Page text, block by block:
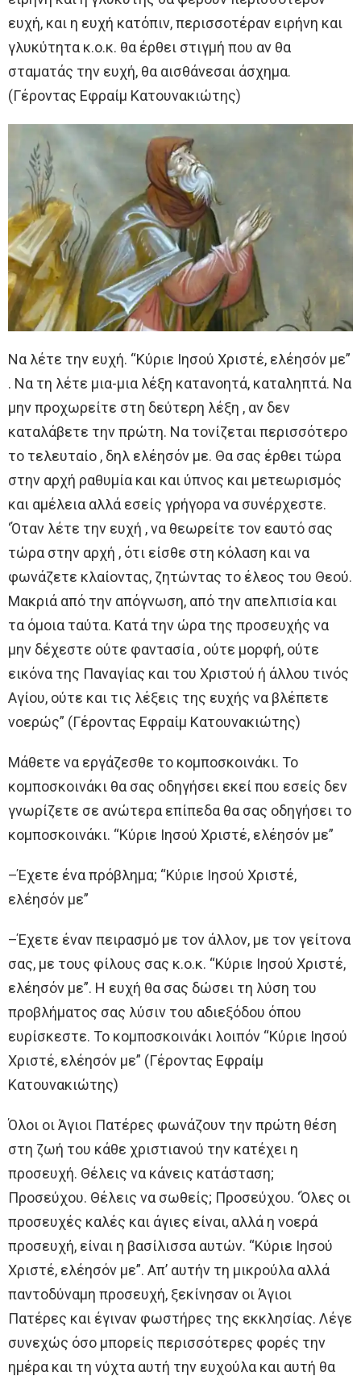
ευχή, και η ευχή κατόπιν, περισσοτέραν ειρήνη και
γλυκύτητα κ.ο.κ. θα έρθει στιγμή που αν θα
σταματάς την ευχή, θα αισθάνεσαι άσχημα.
(Γέροντας Εφραίμ Κατουνακιώτης)
Να λέτε την ευχή. “Κύριε Ιησού Χριστέ, ελέησόν με”
. Να τη λέτε μια-μια λέξη κατανοητά, καταληπτά. Να
μην προχωρείτε στη δεύτερη λέξη , αν δεν
καταλάβετε την πρώτη. Να τονίζεται περισσότερο
το τελευταίο , δηλ ελέησόν με. Θα σας έρθει τώρα
στην αρχή ραθυμία και και ύπνος και μετεωρισμός
και αμέλεια αλλά εσείς γρήγορα να συνέρχεστε.
‘Όταν λέτε την ευχή , να θεωρείτε τον εαυτό σας
τώρα στην αρχή , ότι είσθε στη κόλαση και να
φωνάζετε κλαίοντας, ζητώντας το έλεος του Θεού.
Μακριά από την απόγνωση, από την απελπισία και
τα όμοια ταύτα. Κατά την ώρα της προσευχής να
μην δέχεστε ούτε φαντασία , ούτε μορφή, ούτε
εικόνα της Παναγίας και του Χριστού ή άλλου τινός
Αγίου, ούτε και τις λέξεις της ευχής να βλέπετε
νοερώς” (Γέροντας Εφραίμ Κατουνακιώτης)
Μάθετε να εργάζεσθε το κομποσκοινάκι. Το
κομποσκοινάκι θα σας οδηγήσει εκεί που εσείς δεν
γνωρίζετε σε ανώτερα επίπεδα θα σας οδηγήσει το
κομποσκοινάκι. “Κύριε Ιησού Χριστέ, ελέησόν με”
–Έχετε ένα πρόβλημα; “Κύριε Ιησού Χριστέ,
ελέησόν με”
–Έχετε έναν πειρασμό με τον άλλον, με τον γείτονα
σας, με τους φίλους σας κ.ο.κ. “Κύριε Ιησού Χριστέ,
ελέησόν με”. Η ευχή θα σας δώσει τη λύση του
προβλήματος σας λύσιν του αδιεξόδου όπου
ευρίσκεστε. Το κομποσκοινάκι λοιπόν “Κύριε Ιησού
Χριστέ, ελέησόν με” (Γέροντας Εφραίμ
Κατουνακιώτης)
Όλοι οι Άγιοι Πατέρες φωνάζουν την πρώτη θέση
στη ζωή του κάθε χριστιανού την κατέχει η
προσευχή. Θέλεις να κάνεις κατάσταση;
Προσεύχου. Θέλεις να σωθείς; Προσεύχου. ‘Όλες οι
προσευχές καλές και άγιες είναι, αλλά η νοερά
προσευχή, είναι η βασίλισσα αυτών. “Κύριε Ιησού
Χριστέ, ελέησόν με”. Απ’ αυτήν τη μικρούλα αλλά
παντοδύναμη προσευχή, ξεκίνησαν οι Άγιοι
Πατέρες και έγιναν φωστήρες της εκκλησίας. Λέγε
συνεχώς όσο μπορείς περισσότερες φορές την
ημέρα και τη νύχτα αυτή την ευχούλα και αυτή θα